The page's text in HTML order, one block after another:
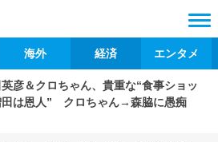
海外 経済 エンタメ
彦＆クロちゃん、貴重な“食事ショッ
は恩人” クロちゃん→森脇に愚痴